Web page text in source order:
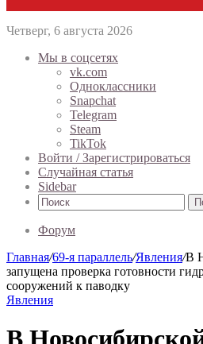
Четверг, 6 августа 2026
Мы в соцсетях
vk.com
Одноклассники
Snapchat
Telegram
Steam
TikTok
Войти / Зарегистрироваться
Случайная статья
Sidebar
Форум
Главная/69-я параллель/Явления/В
запущена проверка готовности
сооружений к паводку
Явления